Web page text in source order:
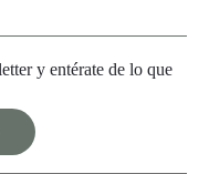
y entérate de lo que